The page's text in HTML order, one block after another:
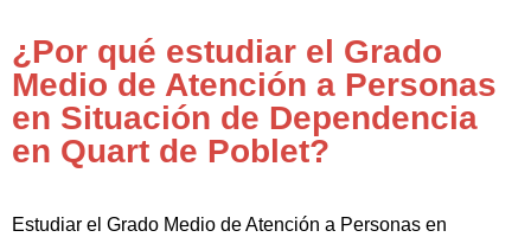
¿Por qué estudiar el Grado
Medio de Atención a Personas
en Situación de Dependencia
en Quart de Poblet?
Estudiar el Grado Medio de Atención a Personas en